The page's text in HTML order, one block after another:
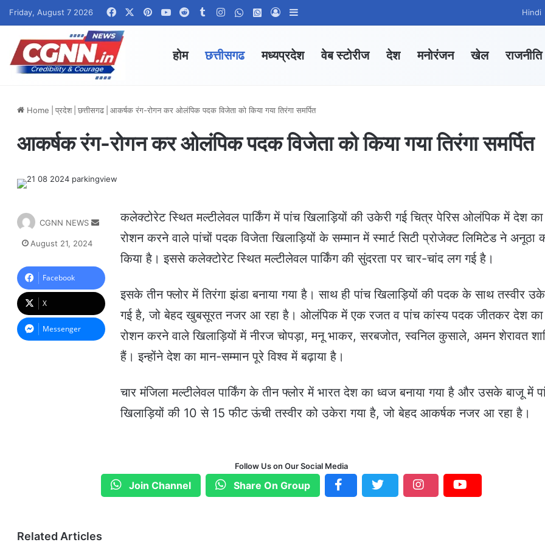
Friday, August 7 2026 FacebookPinterestYouTubeRedditTumblrInstagramWhatsApp Channel
WhatsApp Group
Log In Hindi
होम छत्तीसगढ मध्यप्रदेश वेब स्टोरीज देश मनोरंजन खेल राजनीति
Home प्रदेश छत्तीसगढ आकर्षक रंग-रोगन कर ओलंपिक पदक विजेता को किया गया तिरंगा समर्पित
आकर्षक रंग-रोगन कर ओलंपिक पदक विजेता को किया गया तिरंगा समर्पित
कलेक्टोरेट स्थित मल्टीलेवल पार्किंग में पांच खिलाड़ियों की उकेरी गई चित्र पेरिस ओलंपिक में देश का
रोशन करने वाले पांचों पदक विजेता खिलाड़ियों के सम्मान में स्मार्ट सिटी प्रोजेक्ट लिमिटेड ने अनूठा
किया है। इससे कलेक्टोरेट स्थित मल्टीलेवल पार्किंग की सुंदरता पर चार-चांद लग गई है।
इसके तीन फ्लोर में तिरंगा झंडा बनाया गया है। साथ ही पांच खिलाड़ियों की पदक के साथ तस्वीर
गई है, जो बेहद खुबसूरत नजर आ रहा है। ओलंपिक में एक रजत व पांच कांस्य पदक जीतकर देश का
रोशन करने वाले खिलाड़ियों में नीरज चोपड़ा, मनू भाकर, सरबजोत, स्वनिल कुसाले, अमन शेरावत
हैं। इन्होंने देश का मान-सम्मान पूरे विश्व में बढ़ाया है।
चार मंजिला मल्टीलेवल पार्किंग के तीन फ्लोर में भारत देश का ध्वज बनाया गया है और उसके बाजू में
खिलाड़ियों की 10 से 15 फीट ऊंची तस्वीर को उकेरा गया है, जो बेहद आकर्षक नजर आ रहा है।
CGNN NEWS
a
n
e
m
a
i
August 21, 2024
Facebook
X
Messenger
Follow Us on Our Social Media
Join Channel Share On Group
Related Articles